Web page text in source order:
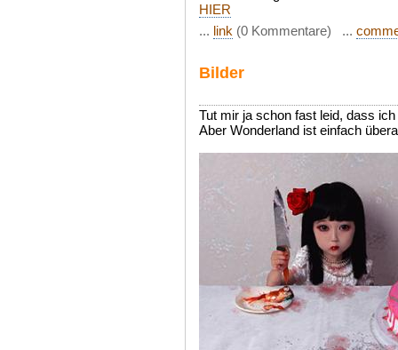
HIER
... link (0 Kommentare) ...
Bilder
Tut mir ja schon fast leid, dass
Aber Wonderland ist einfach